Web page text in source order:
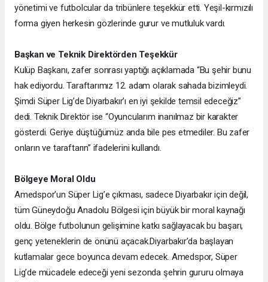
yönetimi ve futbolcular da tribünlere teşekkür etti. Yeşil-kırmızılı
forma giyen herkesin gözlerinde gurur ve mutluluk vardı.
Başkan ve Teknik Direktörden Teşekkür
Kulüp Başkanı, zafer sonrası yaptığı açıklamada “Bu şehir bunu
hak ediyordu. Taraftarımız 12. adam olarak sahada bizimleydi.
Şimdi Süper Lig’de Diyarbakır’ı en iyi şekilde temsil edeceğiz”
dedi. Teknik Direktör ise “Oyuncularım inanılmaz bir karakter
gösterdi. Geriye düştüğümüz anda bile pes etmediler. Bu zafer
onların ve taraftarın” ifadelerini kullandı.
Bölgeye Moral Oldu
Amedspor’un Süper Lig’e çıkması, sadece Diyarbakır için değil,
tüm Güneydoğu Anadolu Bölgesi için büyük bir moral kaynağı
oldu. Bölge futbolunun gelişimine katkı sağlayacak bu başarı,
genç yeteneklerin de önünü açacak.Diyarbakır’da başlayan
kutlamalar gece boyunca devam edecek. Amedspor, Süper
Lig’de mücadele edeceği yeni sezonda şehrin gururu olmaya